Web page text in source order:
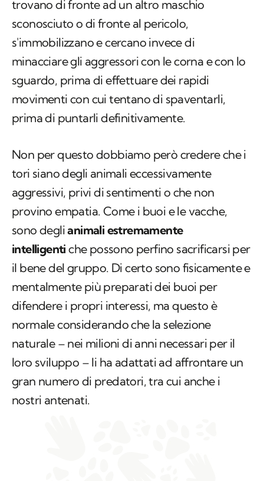
trovano di fronte ad un altro maschio
sconosciuto o di fronte al pericolo,
s'immobilizzano e cercano invece di
minacciare gli aggressori con le corna e con lo
sguardo, prima di effettuare dei rapidi
movimenti con cui tentano di spaventarli,
prima di puntarli definitivamente.
Non per questo dobbiamo però credere che i
tori siano degli animali eccessivamente
aggressivi, privi di sentimenti o che non
provino empatia. Come i buoi e le vacche,
sono deglianimali estremamente
intelligenti che possono perfino sacrificarsi per
il bene del gruppo. Di certo sono fisicamente e
mentalmente più preparati dei buoi per
difendere i propri interessi, ma questo è
normale considerando che la selezione
naturale – nei milioni di anni necessari per il
loro sviluppo – li ha adattati ad affrontare un
gran numero di predatori, tra cui anche i
nostri antenati.